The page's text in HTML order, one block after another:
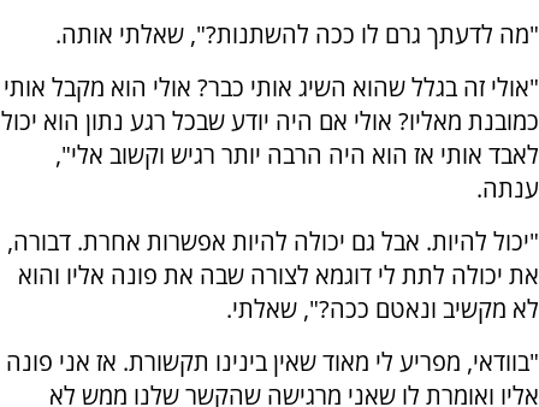
"מה לדעתך גרם לו ככה להשתנות?", שאלתי אותה.
"אולי זה בגלל שהוא השיג אותי כבר? אולי הוא מקבל אותי
כמובנת מאליו? אולי אם היה יודע שבכל רגע נתון הוא יכול
לאבד אותי אז הוא היה הרבה יותר רגיש וקשוב אלי",
ענתה.
"יכול להיות. אבל גם יכולה להיות אפשרות אחרת. דבורה,
את יכולה לתת לי דוגמא לצורה שבה את פונה אליו והוא
לא מקשיב ונאטם ככה?", שאלתי.
"בוודאי, מפריע לי מאוד שאין בינינו תקשורת. אז אני פונה
אליו ואומרת לו שאני מרגישה שהקשר שלנו ממש לא